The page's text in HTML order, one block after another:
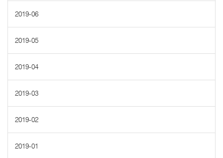
2019-06
2019-05
2019-04
2019-03
2019-02
2019-01